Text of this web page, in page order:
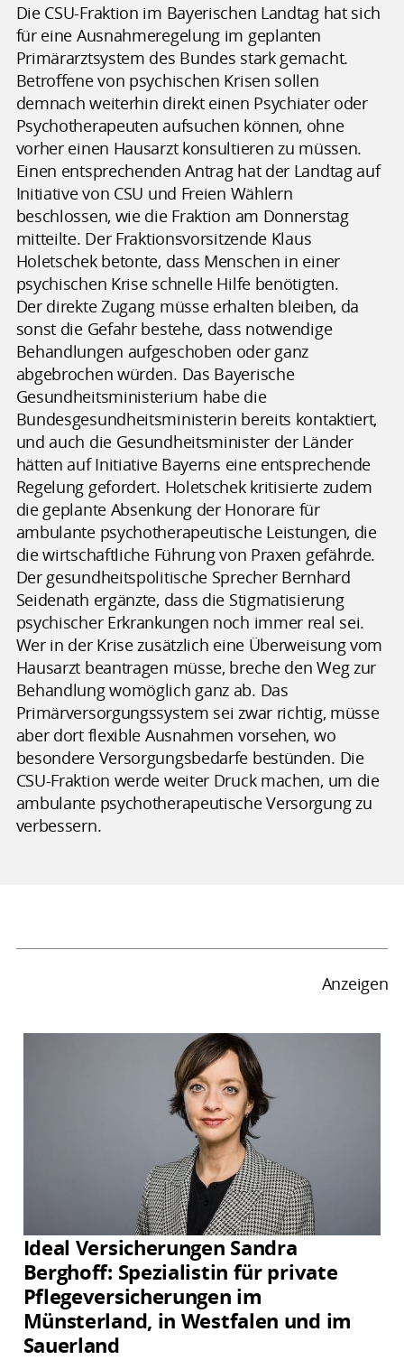
Die CSU-Fraktion im Bayerischen Landtag hat sich
für eine Ausnahmeregelung im geplanten
Primärarztsystem des Bundes stark gemacht.
Betroffene von psychischen Krisen sollen
demnach weiterhin direkt einen Psychiater oder
Psychotherapeuten aufsuchen können, ohne
vorher einen Hausarzt konsultieren zu müssen.
Einen entsprechenden Antrag hat der Landtag auf
Initiative von CSU und Freien Wählern
beschlossen, wie die Fraktion am Donnerstag
mitteilte. Der Fraktionsvorsitzende Klaus
Holetschek betonte, dass Menschen in einer
psychischen Krise schnelle Hilfe benötigten.
Der direkte Zugang müsse erhalten bleiben, da
sonst die Gefahr bestehe, dass notwendige
Behandlungen aufgeschoben oder ganz
abgebrochen würden. Das Bayerische
Gesundheitsministerium habe die
Bundesgesundheitsministerin bereits kontaktiert,
und auch die Gesundheitsminister der Länder
hätten auf Initiative Bayerns eine entsprechende
Regelung gefordert. Holetschek kritisierte zudem
die geplante Absenkung der Honorare für
ambulante psychotherapeutische Leistungen, die
die wirtschaftliche Führung von Praxen gefährde.
Der gesundheitspolitische Sprecher Bernhard
Seidenath ergänzte, dass die Stigmatisierung
psychischer Erkrankungen noch immer real sei.
Wer in der Krise zusätzlich eine Überweisung vom
Hausarzt beantragen müsse, breche den Weg zur
Behandlung womöglich ganz ab. Das
Primärversorgungssystem sei zwar richtig, müsse
aber dort flexible Ausnahmen vorsehen, wo
besondere Versorgungsbedarfe bestünden. Die
CSU-Fraktion werde weiter Druck machen, um die
ambulante psychotherapeutische Versorgung zu
verbessern.
Anzeigen
Ideal Versicherungen Sandra
Berghoff: Spezialistin für private
Pflegeversicherungen im
Münsterland, in Westfalen und im
Sauerland